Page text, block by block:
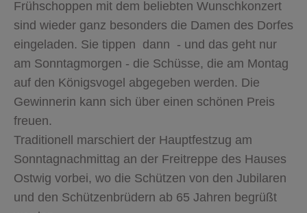
Frühschoppen mit dem beliebten Wunschkonzert
sind wieder ganz besonders die Damen des Dorfes
eingeladen. Sie tippen dann - und das geht nur
am Sonntagmorgen - die Schüsse, die am Montag
auf den Königsvogel abgegeben werden. Die
Gewinnerin kann sich über einen schönen Preis
freuen.
Traditionell marschiert der Hauptfestzug am
Sonntagnachmittag an der Freitreppe des Hauses
Ostwig vorbei, wo die Schützen von den Jubilaren
und den Schützenbrüdern ab 65 Jahren begrüßt